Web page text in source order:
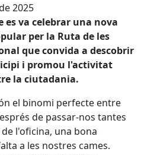
2025
es va celebrar una nova
per la Ruta de les
que convida a descobrir
i promou l'activitat
la ciutadania.
el binomi perfecte entre
de passar-nos tantes
l'oficina, una bona
a les nostres cames.